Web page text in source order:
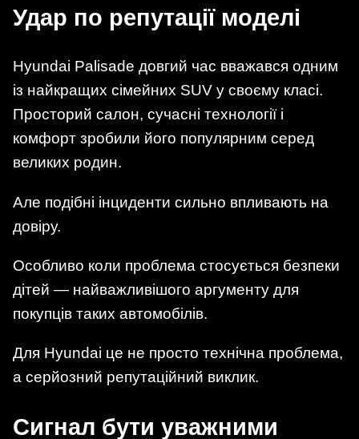
Удар по репутації моделі
Hyundai Palisade довгий час вважався одним
із найкращих сімейних SUV у своєму класі.
Просторий салон, сучасні технології і
комфорт зробили його популярним серед
великих родин.
Але подібні інциденти сильно впливають на
довіру.
Особливо коли проблема стосується безпеки
дітей — найважливішого аргументу для
покупців таких автомобілів.
Для Hyundai це не просто технічна проблема,
а серйозний репутаційний виклик.
Сигнал бути уважними